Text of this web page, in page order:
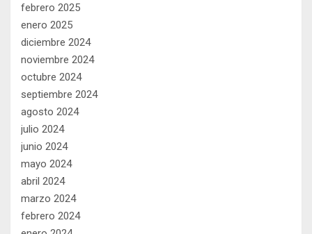
febrero 2025
enero 2025
diciembre 2024
noviembre 2024
octubre 2024
septiembre 2024
agosto 2024
julio 2024
junio 2024
mayo 2024
abril 2024
marzo 2024
febrero 2024